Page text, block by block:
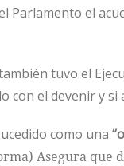
Parlamento el
tuvo el
el devenir y si
como una
Asegura